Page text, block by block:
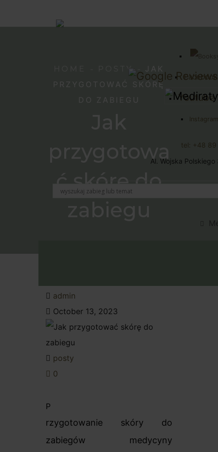
Youtube
tel: +48
Al. Wojska
przygotowa
PRZYGOTOWAĆ SKÓRĘ
admin
October 13, 2023
posty
0
P
rzygotowanie skóry do
zabiegów medycyny